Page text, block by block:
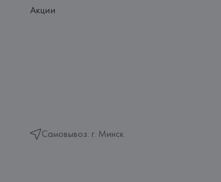
Акции
Самовывоз: г. Минск